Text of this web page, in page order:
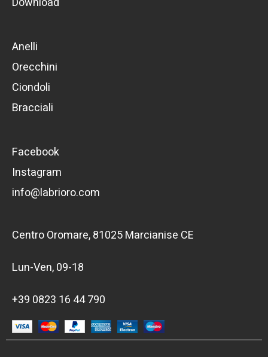
Anelli
Orecchini
Ciondoli
Bracciali
Facebook
Instagram
info@labrioro.com
Centro Oromare, 81025 Marcianise CE
Lun-Ven, 09-18
+39 0823 16 44 790